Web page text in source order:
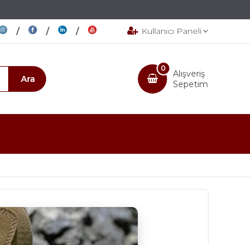
Kullanıcı Paneli
Alışveriş
Sepetim
0